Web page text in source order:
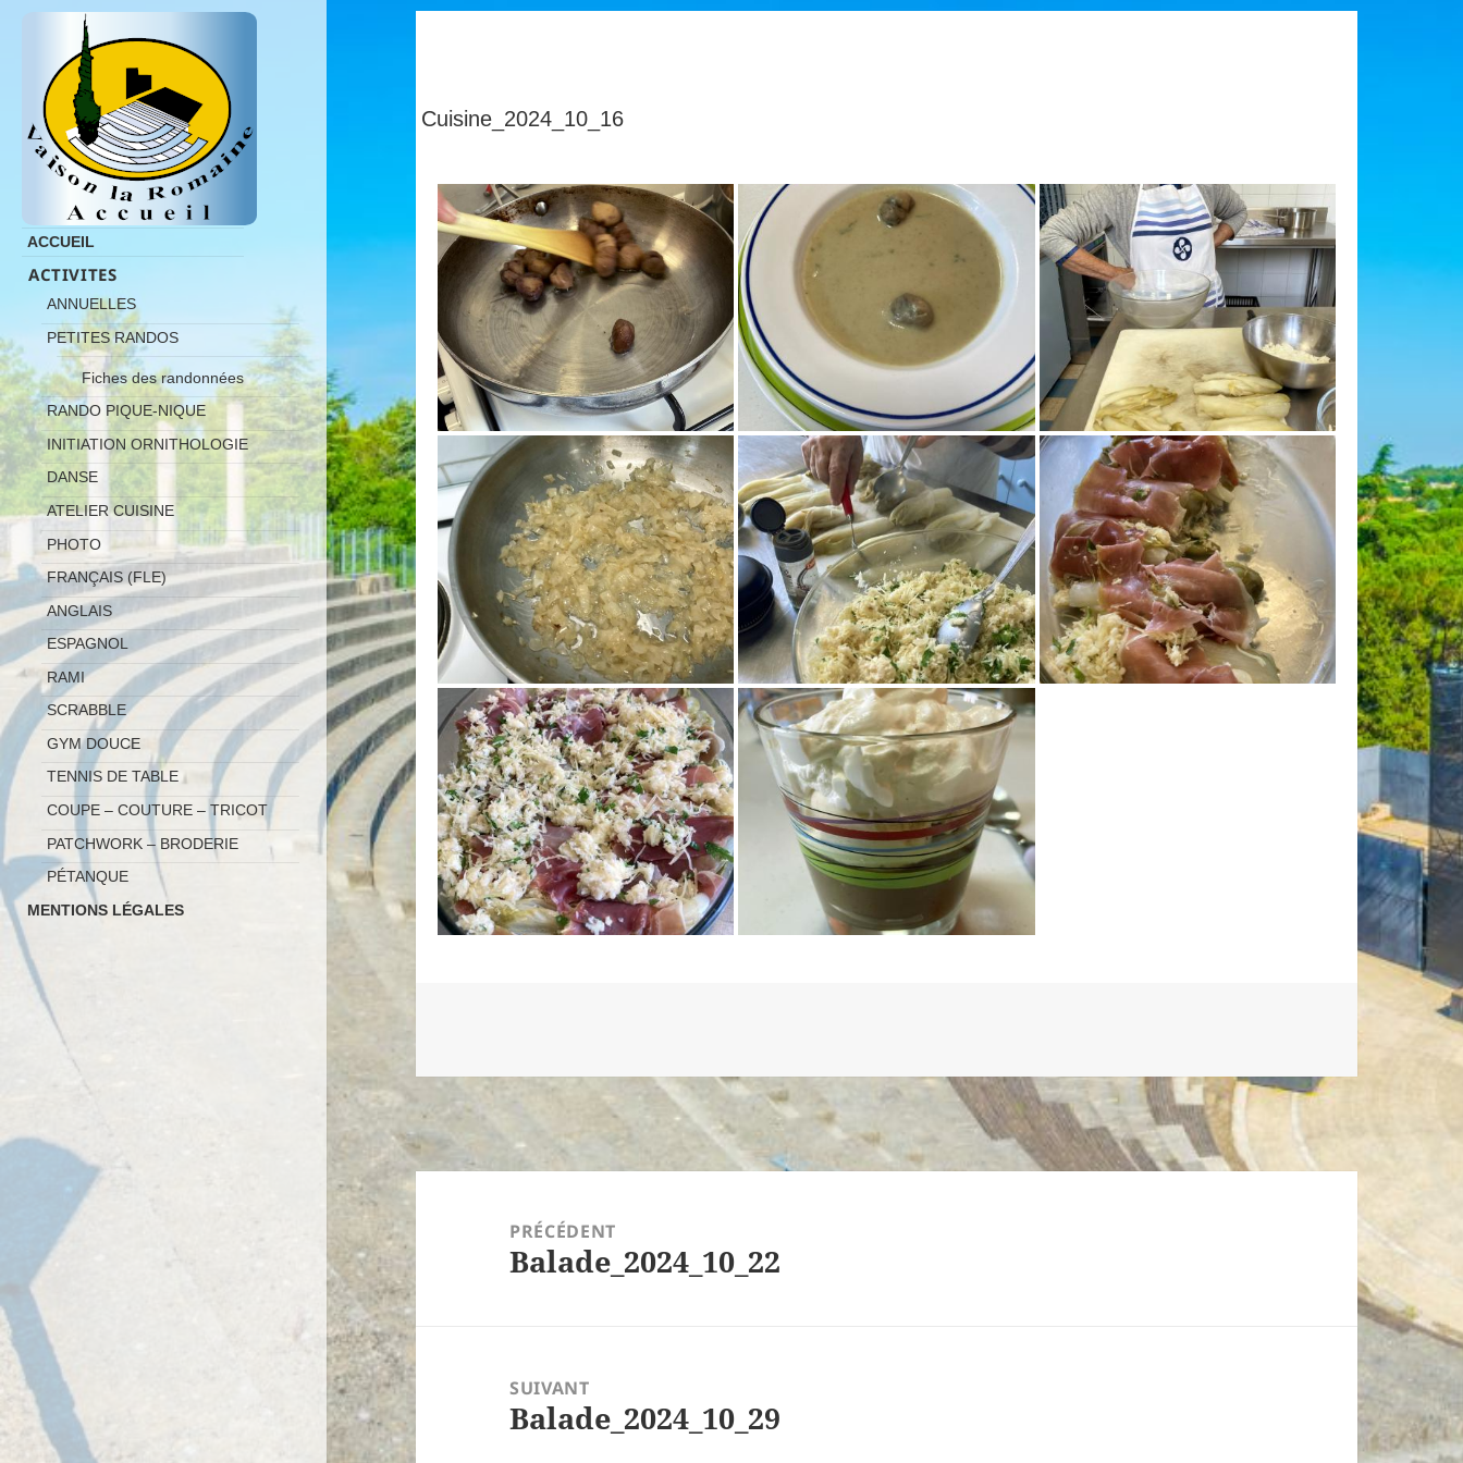
ACCUEIL
ACTIVITES
ANNUELLES
PETITES RANDOS
Fiches des randonnées
RANDO PIQUE-NIQUE
INITIATION ORNITHOLOGIE
DANSE
ATELIER CUISINE
PHOTO
FRANÇAIS (FLE)
ANGLAIS
ESPAGNOL
RAMI
SCRABBLE
GYM DOUCE
TENNIS DE TABLE
COUPE – COUTURE – TRICOT
PATCHWORK – BRODERIE
PÉTANQUE
MENTIONS LÉGALES
Cuisine_2024_10_16
PRÉCÉDENT
Article
Balade_2024_10_22
SUIVANT
Article
Balade_2024_10_29